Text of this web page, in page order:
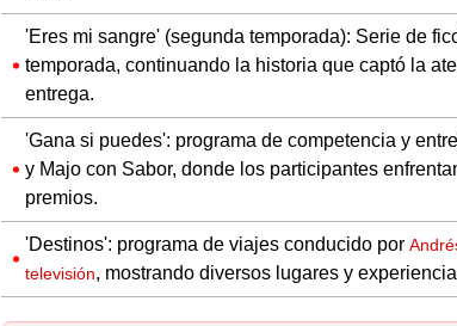
'Eres mi sangre' (segunda temporada): Serie de
temporada, continuando la historia que captó la
entrega.
'Gana si puedes': programa de competencia y
y Majo con Sabor, donde los participantes
premios.
'Destinos': programa de viajes conducido por
televisión, mostrando diversos lugares y